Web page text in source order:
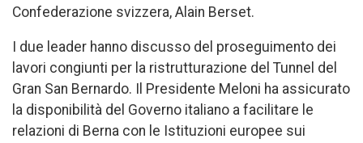
Confederazione svizzera, Alain Berset.
I due leader hanno discusso del proseguimento dei
lavori congiunti per la ristrutturazione del Tunnel del
Gran San Bernardo. Il Presidente Meloni ha assicurato
la disponibilità del Governo italiano a facilitare le
relazioni di Berna con le Istituzioni europee sui